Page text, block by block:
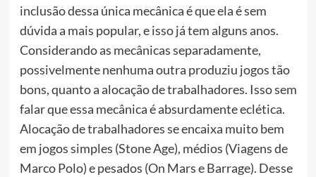
inclusão dessa única mecânica é que ela é sem
dúvida a mais popular, e isso já tem alguns anos.
Considerando as mecânicas separadamente,
possivelmente nenhuma outra produziu jogos tão
bons, quanto a alocação de trabalhadores. Isso sem
falar que essa mecânica é absurdamente eclética.
Alocação de trabalhadores se encaixa muito bem
em jogos simples (Stone Age), médios (Viagens de
Marco Polo) e pesados (On Mars e Barrage). Desse